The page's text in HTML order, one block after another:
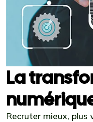
La
Recruter mieux,